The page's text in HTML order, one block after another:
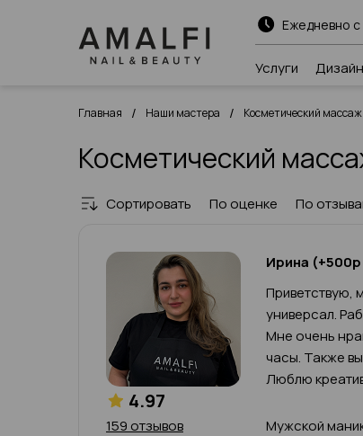
Ежедневно с
Услуги
Главная / Наши мастера / Косметический массаж
Косметический
Сортировать По оценке По
4.97
159 отзывов
Ирина (+500р
Приветствую,
универсал.
Мне очень
часы. Также
Люблю
Мужской